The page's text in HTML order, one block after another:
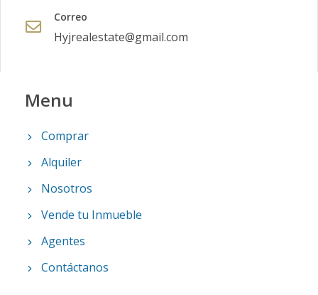
Correo
Hyjrealestate@gmail.com
Menu
Comprar
Alquiler
Nosotros
Vende tu Inmueble
Agentes
Contáctanos